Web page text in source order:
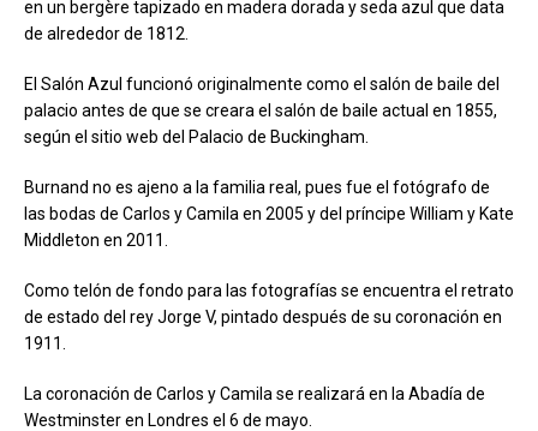
en un bergère tapizado en madera dorada y seda azul que data
de alrededor de 1812.
El Salón Azul funcionó originalmente como el salón de baile del
palacio antes de que se creara el salón de baile actual en 1855,
según el sitio web del Palacio de Buckingham.
Burnand no es ajeno a la familia real, pues fue el fotógrafo de
las bodas de Carlos y Camila en 2005 y del príncipe William y Kate
Middleton en 2011.
Como telón de fondo para las fotografías se encuentra el retrato
de estado del rey Jorge V, pintado después de su coronación en
1911.
La coronación de Carlos y Camila se realizará en la Abadía de
Westminster en Londres el 6 de mayo.